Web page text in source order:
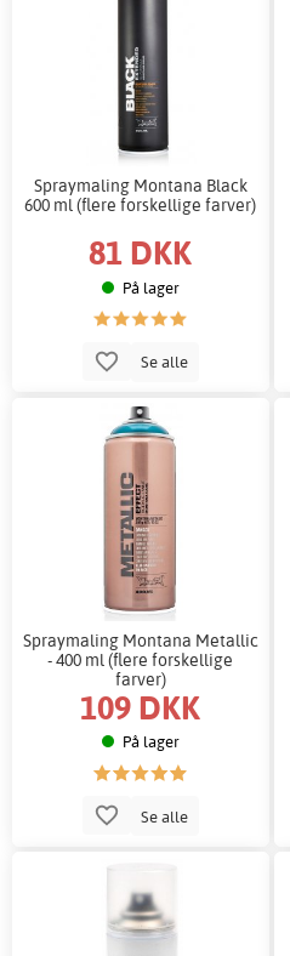
Spraymaling Montana Black
600 ml (flere forskellige farver)
81 DKK
På lager
Se alle
Spraymaling Montana Metallic
- 400 ml (flere forskellige
farver)
109 DKK
På lager
Se alle